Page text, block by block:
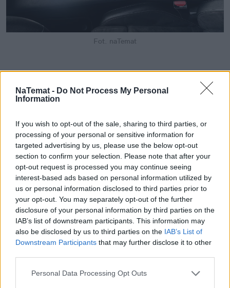
NaTemat - Do Not Process My Personal
Information
If you wish to opt-out of the sale, sharing to third parties, or
processing of your personal or sensitive information for
targeted advertising by us, please use the below opt-out
section to confirm your selection. Please note that after your
opt-out request is processed you may continue seeing
interest-based ads based on personal information utilized by
us or personal information disclosed to third parties prior to
your opt-out. You may separately opt-out of the further
disclosure of your personal information by third parties on the
IAB’s list of downstream participants. This information may
also be disclosed by us to third parties on the IAB’s List of
Downstream Participants that may further disclose it to other
Personal Data Processing Opt Outs
Fot. naTemat
przycisków obok drążka automatycznej skrzyni
biegów to popis fantazji. Każdy z przełączników
składa się z mozaiki wierzchołków małych piramid.
REKLAMA